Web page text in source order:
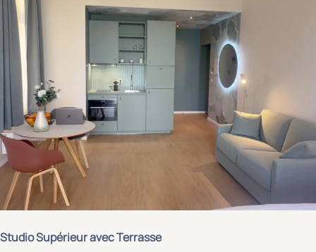
Studio Supérieur avec Terrasse